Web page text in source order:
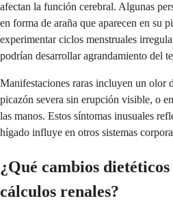
afectan la función cerebral. Algunas
en forma de araña que aparecen en su
experimentar ciclos menstruales
podrían desarrollar agrandamiento del
Manifestaciones raras incluyen un olor
picazón severa sin erupción visible, o
las manos. Estos síntomas inusuales
hígado influye en otros sistemas
¿Qué cambios
cálculos renales?